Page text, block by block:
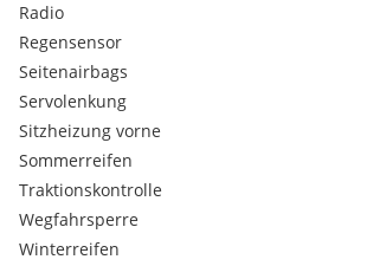
Radio
Regensensor
Seitenairbags
Servolenkung
Sitzheizung vorne
Sommerreifen
Traktionskontrolle
Wegfahrsperre
Winterreifen